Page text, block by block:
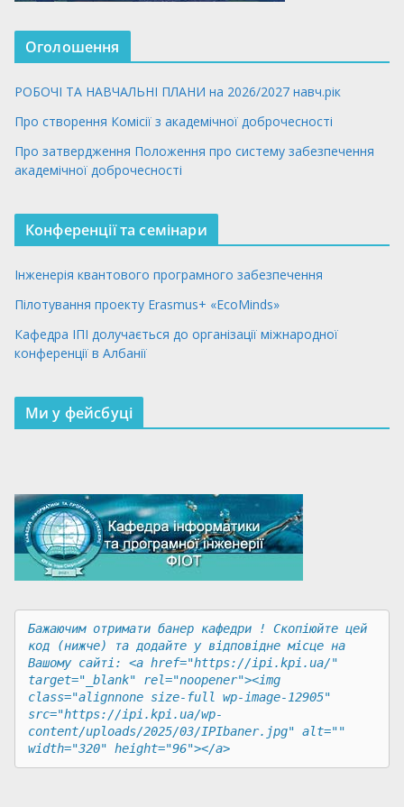
Оголошення
РОБОЧІ ТА НАВЧАЛЬНІ ПЛАНИ на 2026/2027 навч.рік
Про створення Комісії з академічної доброчесності
Про затвердження Положення про систему забезпечення
академічної доброчесності
Конференції та семінари
Інженерія квантового програмного забезпечення
Пілотування проекту Erasmus+ «EcoMinds»
Кафедра ІПІ долучається до організації міжнародної
конференції в Албанії
Ми у фейсбуці
Бажаючим отримати банер кафедри ! Скопіюйте цей
код (нижче) та додайте у відповідне місце на
Вашому сайті: <a href="https://ipi.kpi.ua/"
target="_blank" rel="noopener"><img
class="alignnone size-full wp-image-12905"
src="https://ipi.kpi.ua/wp-
content/uploads/2025/03/IPIbaner.jpg" alt=""
width="320" height="96"></a>